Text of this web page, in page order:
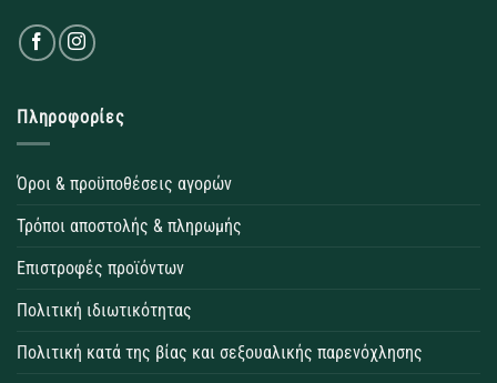
Πληροφορίες
Όροι & προϋποθέσεις αγορών
Τρόποι αποστολής & πληρωμής
Επιστροφές προϊόντων
Πολιτική ιδιωτικότητας
Πολιτική κατά της βίας και σεξουαλικής παρενόχλησης